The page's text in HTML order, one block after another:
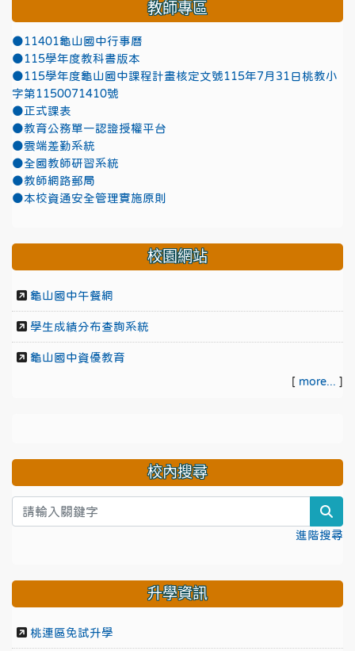
教師專區
●11401龜山國中行事曆
●115學年度教科書版本
●115學年度龜山國中課程計畫核定文號115年7月31日桃教小
字第1150071410號
●正式課表
●教育公務單一認證授權平台
●雲端差勤系統
●全國教師研習系統
●教師網路郵局
●本校資通安全管理實施原則
校園網站
龜山國中午餐網
學生成績分布查詢系統
龜山國中資優教育
[ more... ]
校內搜尋
進階搜尋
升學資訊
桃連區免試升學